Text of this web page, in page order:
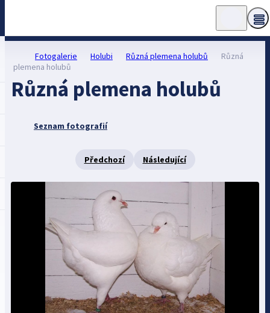
Fotogalerie Holubi Různá plemena holubů
Různá
plemena holubů
Různá plemena holubů
Seznam fotografií
Předchozí Následující